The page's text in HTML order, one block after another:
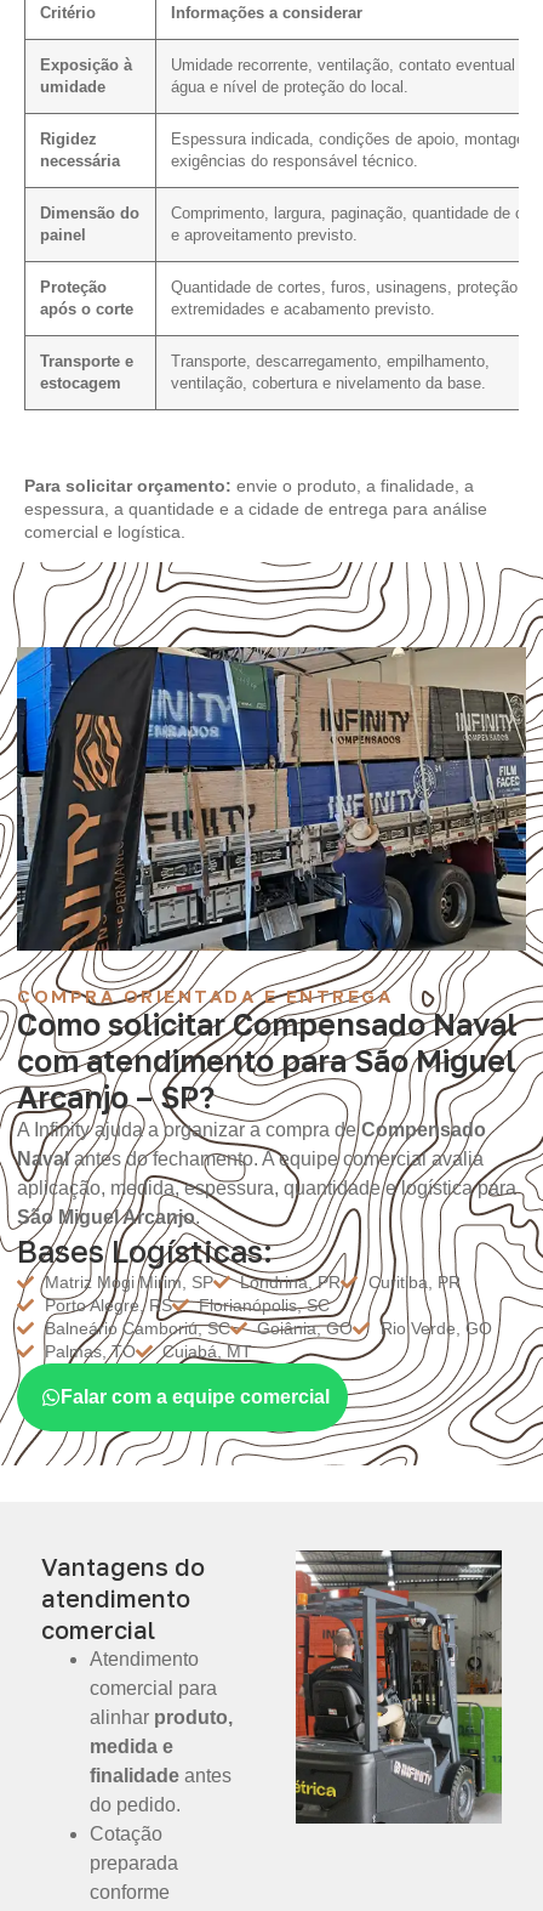
Critério Informações a considerar
Exposição à
umidade
Umidade recorrente, ventilação, contato eventual
água e nível de proteção do local.
Rigidez
necessária
Espessura indicada, condições de apoio, montagem
exigências do responsável técnico.
Dimensão do
painel
Comprimento, largura, paginação, quantidade de
e aproveitamento previsto.
Proteção
após o corte
Quantidade de cortes, furos, usinagens, proteção
extremidades e acabamento previsto.
Transporte e
estocagem
Transporte, descarregamento, empilhamento,
ventilação, cobertura e nivelamento da base.
Para solicitar orçamento: envie o produto, a finalidade, a
espessura, a quantidade e a cidade de entrega para análise
comercial e logística.
COMPRA ORIENTADA E ENTREGA
Como solicitar Compensado Naval
com atendimento para São Miguel
Arcanjo – SP?
A Infinity ajuda a organizar a compra deCompensado
Navalantes do fechamento. A equipe comercial avalia
aplicação, medida, espessura, quantidade e logística para
São Miguel Arcanjo.
Bases Logísticas:
Matriz Mogi Mirim, SP Londrina, PR
Curitiba, PR
Porto Alegre, RS
Florianópolis, SC
Balneário Camboriú, SC
Goiânia, GO
Rio Verde, GO
Palmas, TO
Cuiabá, MT
Falar com a equipe comercial
Vantagens do
atendimento
comercial
Atendimento
comercial para
alinhar produto,
medida e
finalidade antes
do pedido.
Cotação
preparada
conforme